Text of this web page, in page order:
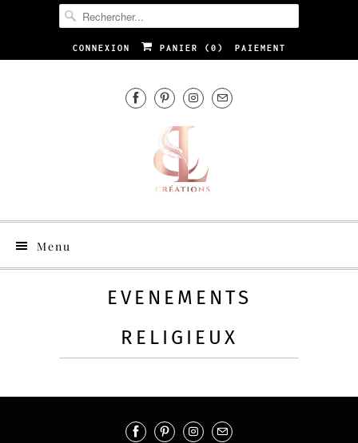
CONNEXION PANIER ( 0 ) PAIEMENT
Menu
EVENEMENTS
RELIGIEUX